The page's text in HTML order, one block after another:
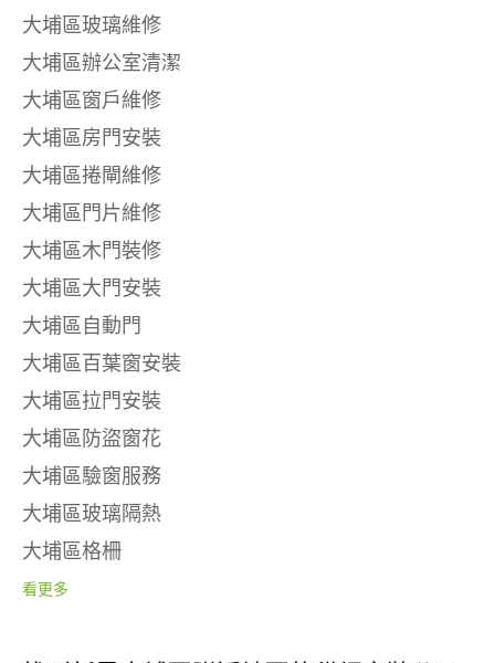
大埔區玻璃維修
大埔區辦公室清潔
大埔區窗戶維修
大埔區房門安裝
大埔區捲閘維修
大埔區門片維修
大埔區木門裝修
大埔區大門安裝
大埔區自動門
大埔區百葉窗安裝
大埔區拉門安裝
大埔區防盜窗花
大埔區驗窗服務
大埔區玻璃隔熱
大埔區格柵
看更多